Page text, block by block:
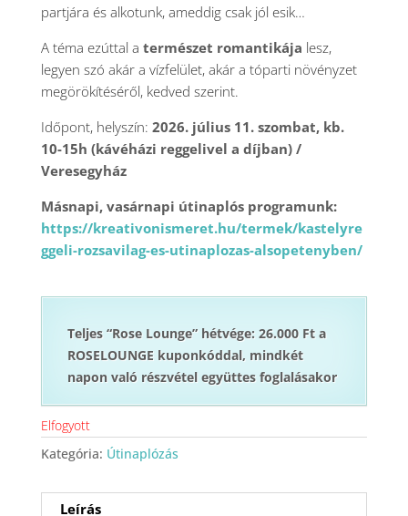
partjára és alkotunk, ameddig csak jól esik…
A téma ezúttal a természet romantikája lesz,
legyen szó akár a vízfelület, akár a tóparti növényzet
megörökítéséről, kedved szerint.
Időpont, helyszín: 2026. július 11. szombat, kb.
10-15h (kávéházi reggelivel a díjban) /
Veresegyház
Másnapi, vasárnapi útinaplós programunk:
https://kreativonismeret.hu/termek/kastelyre
ggeli-rozsavilag-es-utinaplozas-alsopetenyben/
Teljes “Rose Lounge” hétvége: 26.000 Ft a
ROSELOUNGE kuponkóddal, mindkét
napon való részvétel együttes foglalásakor
Elfogyott
Kategória: Útinaplózás
Leírás